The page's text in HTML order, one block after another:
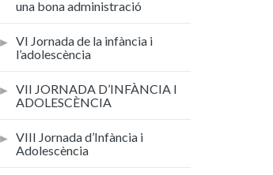
una bona administració
VI Jornada de la infància i
l’adolescència
VII JORNADA D’INFÀNCIA I
ADOLESCÈNCIA
VIII Jornada d’Infància i
Adolescència